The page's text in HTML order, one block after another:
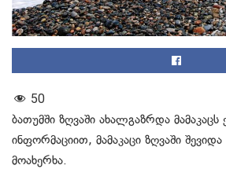
50
ბათუმში ზღვაში ახალგაზრდა მამაკაცს
ინფორმაციით, მამაკაცი ზღვაში
მოახერხა.